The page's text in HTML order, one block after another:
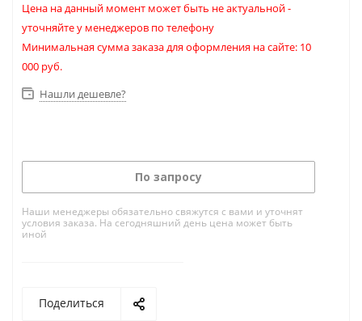
Цена на данный момент может быть не актуальной -
уточняйте у менеджеров по телефону
Минимальная сумма заказа для оформления на сайте: 10
000 руб.
Нашли дешевле?
По запросу
Наши менеджеры обязательно свяжутся с вами и уточнят
условия заказа. На сегодняшний день цена может быть
иной
Поделиться